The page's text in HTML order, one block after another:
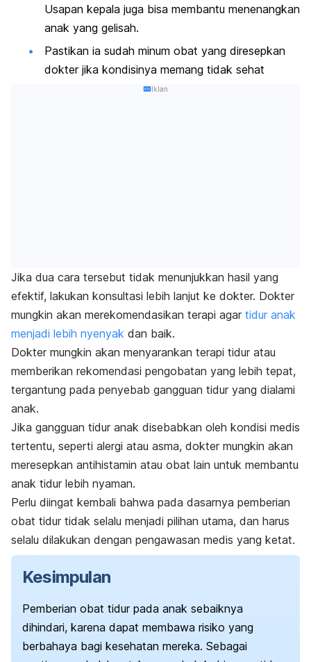
Usapan kepala juga bisa membantu menenangkan
anak yang gelisah.
Pastikan ia sudah minum obat yang diresepkan
dokter jika kondisinya memang tidak sehat
Iklan
Jika dua cara tersebut tidak menunjukkan hasil yang
efektif, lakukan konsultasi lebih lanjut ke dokter. Dokter
mungkin akan merekomendasikan terapi agar tidur anak
menjadi lebih nyenyak dan baik.
Dokter mungkin akan menyarankan terapi tidur atau
memberikan rekomendasi pengobatan yang lebih tepat,
tergantung pada penyebab gangguan tidur yang dialami
anak.
Jika gangguan tidur anak disebabkan oleh kondisi medis
tertentu, seperti alergi atau asma, dokter mungkin akan
meresepkan antihistamin atau obat lain untuk membantu
anak tidur lebih nyaman.
Perlu diingat kembali bahwa pada dasarnya pemberian
obat tidur tidak selalu menjadi pilihan utama, dan harus
selalu dilakukan dengan pengawasan medis yang ketat.
Kesimpulan
Pemberian obat tidur pada anak sebaiknya
dihindari, karena dapat membawa risiko yang
berbahaya bagi kesehatan mereka. Sebagai